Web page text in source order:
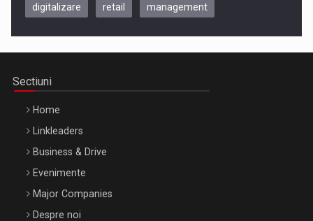
Be Inspired. Make it Happen!, CLUJ, 9 Decembrie
Be Inspired. Make it Happen!, ARTEMIS LETO, ORADEA, 8
digitalizare retail management
Sectiuni
Home
Linkleaders
Business & Drive
Evenimente
Major Companies
Despre noi